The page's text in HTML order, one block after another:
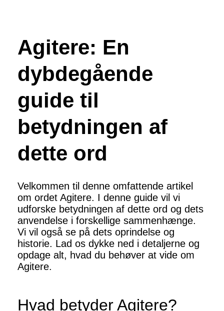
Agitere: En
dybdegående
guide til
betydningen af
dette ord
Velkommen til denne omfattende artikel
om ordet Agitere. I denne guide vil vi
udforske betydningen af dette ord og dets
anvendelse i forskellige sammenhænge.
Vi vil også se på dets oprindelse og
historie. Lad os dykke ned i detaljerne og
opdage alt, hvad du behøver at vide om
Agitere.
Hvad betyder Agitere?